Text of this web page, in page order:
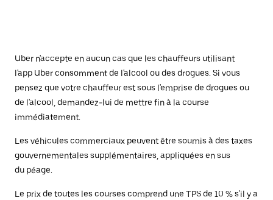
Uber n'accepte en aucun cas que les chauffeurs utilisant
l'app Uber consomment de l'alcool ou des drogues. Si vous
pensez que votre chauffeur est sous l'emprise de drogues ou
de l'alcool, demandez-lui de mettre fin à la course
immédiatement.
Les véhicules commerciaux peuvent être soumis à des taxes
gouvernementales supplémentaires, appliquées en sus
du péage.
Le prix de toutes les courses comprend une TPS de 10 % s'il y a